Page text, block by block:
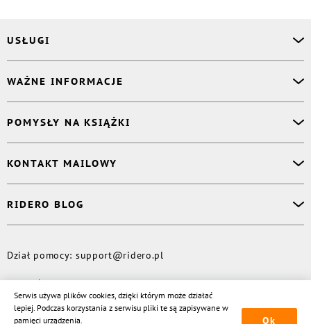
USŁUGI
Korektor
Projektant okładki
Druk Twojej książki
Publikacja
WAŻNE INFORMACJE
Książki Ridero
Pomoc
Polityka prywatności
POMYSŁY NA KSIĄŻKI
Dzienniczek malucha
Książka eksperta
Wydaj tomik poezji
KONTAKT MAILOWY
Kontakt dla mediów
RIDERO BLOG
Więcej
© Rideró, 2013—2026
Dział pomocy: support@ridero.pl
Serwis używa plików cookies, dzięki którym może działać
lepiej. Podczas korzystania z serwisu pliki te są zapisywane w
pamięci urządzenia.
Ok